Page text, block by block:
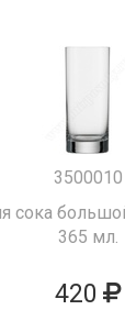
3500010
сока
365 мл.
420